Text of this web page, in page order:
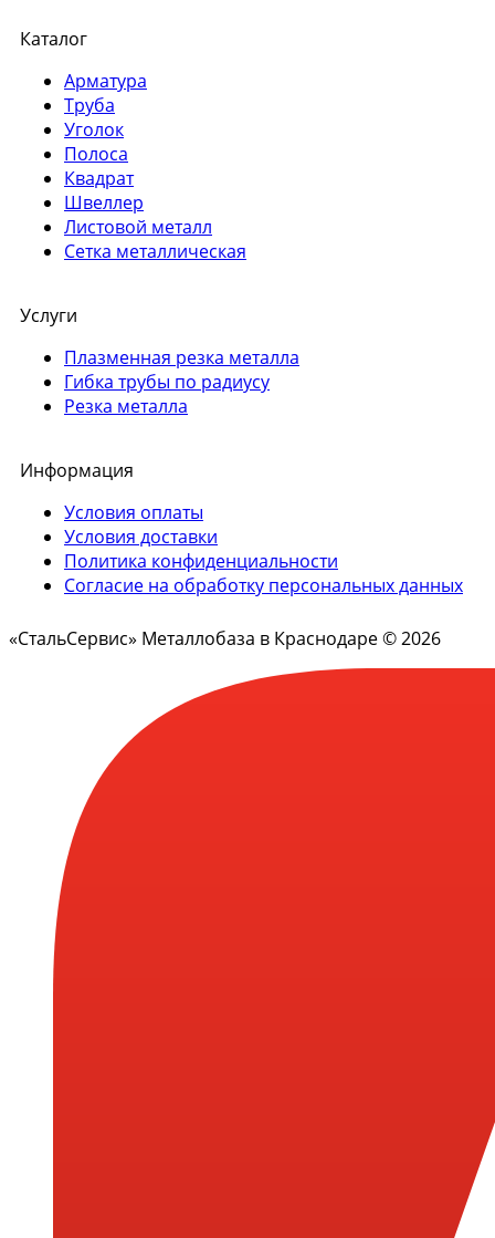
Каталог
Арматура
Труба
Уголок
Полоса
Квадрат
Швеллер
Листовой металл
Сетка металлическая
Услуги
Плазменная резка металла
Гибка трубы по радиусу
Резка металла
Информация
Условия оплаты
Условия доставки
Политика конфиденциальности
Согласие на обработку персональных данных
«СтальСервис» Металлобаза в Краснодаре © 2026